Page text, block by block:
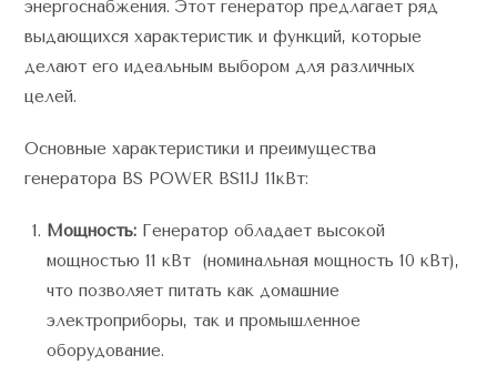
энергоснабжения. Этот генератор предлагает ряд
выдающихся характеристик и функций, которые
делают его идеальным выбором для различных
целей.
Основные характеристики и преимущества
генератора BS POWER BS11J 11кВт:
Мощность: Генератор обладает высокой
мощностью 11 кВт (номинальная мощность 10 кВт),
что позволяет питать как домашние
электроприборы, так и промышленное
оборудование.